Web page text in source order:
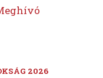
2026